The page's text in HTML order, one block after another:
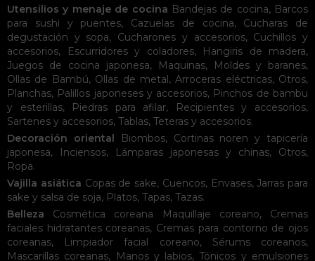
Utensilios y menaje de cocina Bandejas de cocina, Barcos
para sushi y puentes, Cazuelas de cocina, Cucharas de
degustación y sopa, Cucharones y accesorios, Cuchillos y
accesorios, Escurridores y coladores, Hangiris de madera,
Juegos de cocina japonesa, Maquinas, Moldes y baranes,
Ollas de Bambú, Ollas de metal,Arroceras eléctricas, Otros,
Planchas, Palillos japoneses y accesorios, Pinchos de bambu
y esterillas, Piedras para afilar, Recipientes y accesorios,
Sartenes y accesorios, Tablas, Teteras y accesorios.
Decoración oriental
Biombos, Cortinas noren y tapicería
japonesa, Inciensos, Lámparas japonesas y chinas, Otros,
Ropa.
Vajilla asiática Copas de sake, Cuencos, Envases,Jarras para
sake y salsa de soja, Platos, Tapas, Tazas.
Belleza
Cosmética coreana Maquillaje coreano, Cremas
faciales hidratantes coreanas, Cremas para contorno de ojos
coreanas, Limpiador facial coreano, Sérums coreanos,
Mascarillas coreanas, Manos y labios,Tónicos y emulsiones